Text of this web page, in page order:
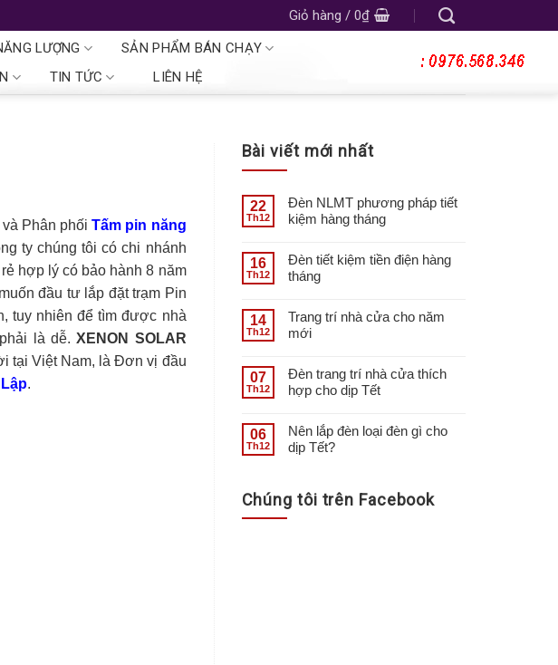
Giỏ hàng / 0₫
LƯỢNG
SẢN PHẨM BÁN CHẠY
TIN TỨC LIÊN HỆ
Phân phốiTấm pin năng
ty chúng tôi có chi nhánh
hợp lý có bảo hành 8 năm
đầu tư lắp đặt trạm Pin
tuy nhiên để tìm được nhà
là dễ.XENON SOLAR
tại Việt Nam, là Đơn vị đầu
.
Bài viết mới nhất
22
Th12
Đèn NLMT phương pháp tiết
kiệm hàng tháng
16
Th12
Đèn tiết kiệm tiền điện hàng
tháng
14
Th12
Trang trí nhà cửa cho năm
mới
07
Th12
Đèn trang trí nhà cửa thích
hợp cho dịp Tết
06
Th12
Nên lắp đèn loại đèn gì cho
dịp Tết?
Chúng tôi trên Facebook